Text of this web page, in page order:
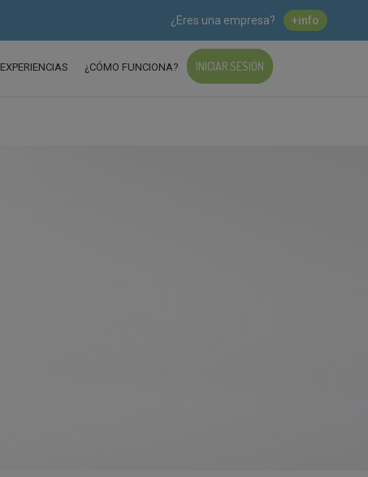
¿Eres una empresa? +info
EXPERIENCIAS ¿CÓMO FUNCIONA? INICIAR SESIÓN